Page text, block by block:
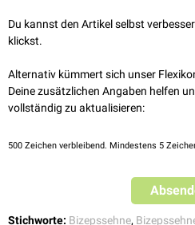
Du kannst den Artikel selbst
klickst.
Alternativ kümmert sich unser
Deine zusätzlichen Angaben helfen
vollständig zu aktualisieren:
500 Zeichen verbleibend. Mindestens 5
Stichworte: Bizepssehne,